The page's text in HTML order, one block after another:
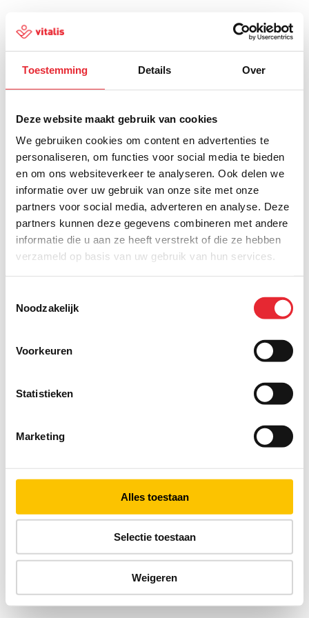
Toestemming Details Over
Deze website maakt gebruik van cookies
We gebruiken cookies om content en advertenties te
personaliseren, om functies voor social media te bieden
en om ons websiteverkeer te analyseren. Ook delen we
informatie over uw gebruik van onze site met onze
partners voor social media, adverteren en analyse. Deze
partners kunnen deze gegevens combineren met andere
informatie die u aan ze heeft verstrekt of die ze hebben
verzameld op basis van uw gebruik van hun services.
Noodzakelijk
Voorkeuren
Statistieken
Marketing
Alles toestaan
Selectie toestaan
Weigeren
500
Er is iets fout gegaan
Probeer het later opnieuw of ga terug naar de
homepagina.